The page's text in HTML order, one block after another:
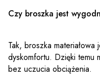
Czy broszka jest
Tak, broszka
dyskomfortu. Dzięki temu
bez uczucia obciążenia.